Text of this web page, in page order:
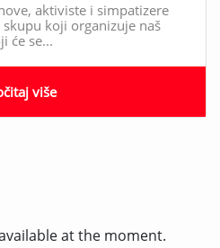
at the moment.
aktiviste i simpatizere
koji organizuje naš
će se...
više